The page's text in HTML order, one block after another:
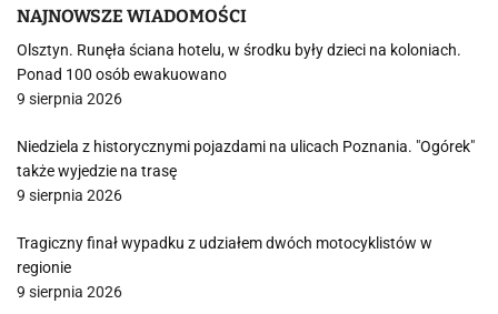
NAJNOWSZE WIADOMOŚCI
Olsztyn. Runęła ściana hotelu, w środku były dzieci na koloniach.
Ponad 100 osób ewakuowano
9 sierpnia 2026
Niedziela z historycznymi pojazdami na ulicach Poznania. "Ogórek"
także wyjedzie na trasę
9 sierpnia 2026
Tragiczny finał wypadku z udziałem dwóch motocyklistów w
regionie
9 sierpnia 2026